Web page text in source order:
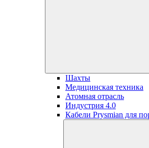
Шахты
Медицинская техника
Атомная отрасль
Индустрия 4.0
Кабели Prysmian для